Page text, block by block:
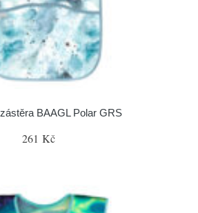
BAAGL Polar GRS
261 Kč